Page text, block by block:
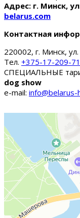
Адрес: г. Минск,
belarus.com
Контактная
220002, г. Минск,
Тел. +375-17-209-
СПЕЦИАЛЬНЫЕ
dog show
e-mail: